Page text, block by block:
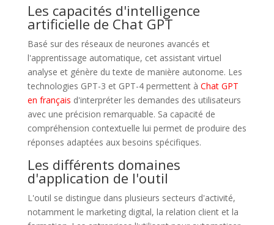
Les capacités d'intelligence
artificielle de Chat GPT
Basé sur des réseaux de neurones avancés et
l'apprentissage automatique, cet assistant virtuel
analyse et génère du texte de manière autonome. Les
technologies GPT-3 et GPT-4 permettent à Chat GPT
en français d'interpréter les demandes des utilisateurs
avec une précision remarquable. Sa capacité de
compréhension contextuelle lui permet de produire des
réponses adaptées aux besoins spécifiques.
Les différents domaines
d'application de l'outil
L'outil se distingue dans plusieurs secteurs d'activité,
notamment le marketing digital, la relation client et la